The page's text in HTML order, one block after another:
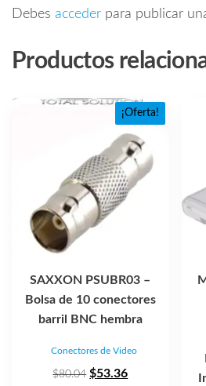
Debes acceder para publicar
Productos
¡Oferta!
SAXXON PSUBR03 –
Bolsa de 10 conectores
barril BNC hembra
Conectores de Video
$80.04 El
$53.36El